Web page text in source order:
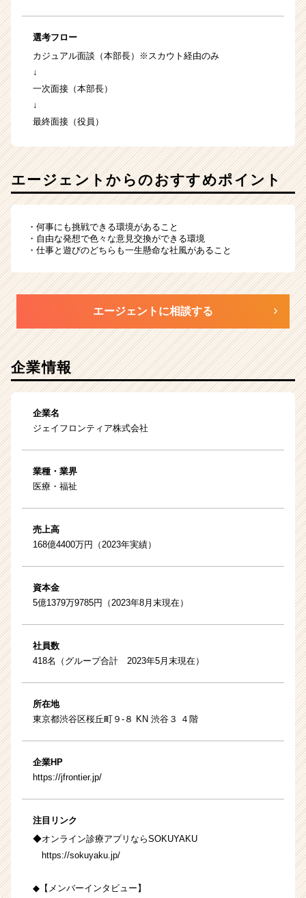
選考フロー
カジュアル面談（本部長）※スカウト経由のみ
↓
一次面接（本部長）
↓
最終面接（役員）
エージェントからのおすすめポイント
・何事にも挑戦できる環境があること
・自由な発想で色々な意見交換ができる環境
・仕事と遊びのどちらも一生懸命な社風があること
エージェントに相談する
企業情報
企業名
ジェイフロンティア株式会社
業種・業界
医療・福祉
売上高
168億4400万円（2023年実績）
資本金
5億1379万9785円（2023年8月末現在）
社員数
418名（グループ合計 2023年5月末現在）
所在地
東京都渋谷区桜丘町９-８ KN 渋谷３ ４階
企業HP
https://jfrontier.jp/
注目リンク
◆オンライン診療アプリならSOKUYAKU
https://sokuyaku.jp/
◆【メンバーインタビュー】